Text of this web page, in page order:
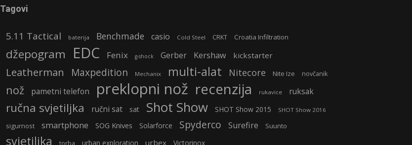
Tagovi
5.11 Tactical baterija Benchmade casio Cold Steel CRKT Croatia Infiltration
džepogram EDC Fenix g-shock Gerber Kershaw kickstarter
Leatherman Maxpedition Mechanix multi-alat Nitecore Nite Ize novčanik
nož pametni telefon preklopni nož recenzija rukavice ruksak
ručna svjetiljka ručni sat sat Shot Show SHOT Show 2015 SHOT Show 2016
sigurnost smartphone SOG Knives Solarforce Spyderco Surefire Suunto
svjetiljka torba urban exploration urbex Victorinox